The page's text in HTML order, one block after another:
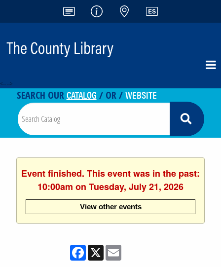
<-- -->
SEARCH OURCATALOG / OR /WEBSITE
Event finished. This event was in the past:
10:00am on Tuesday, July 21, 2026
View other events
Facebook
X